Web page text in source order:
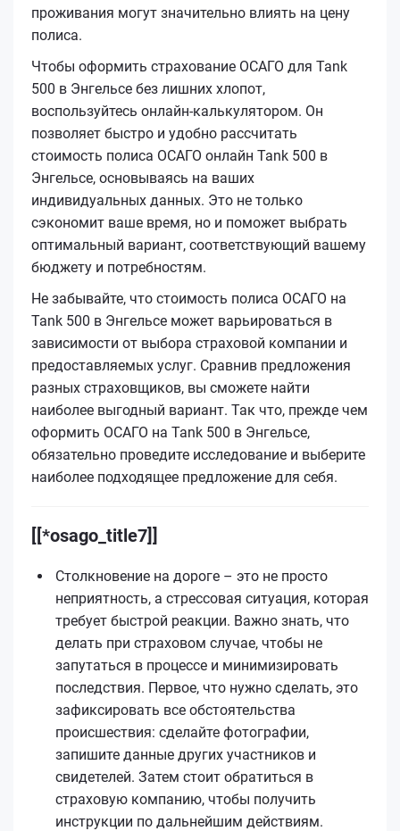
проживания могут значительно влиять на цену
полиса.
Чтобы оформить страхование ОСАГО для Tank
500 в Энгельсе без лишних хлопот,
воспользуйтесь онлайн-калькулятором. Он
позволяет быстро и удобно рассчитать
стоимость полиса ОСАГО онлайн Tank 500 в
Энгельсе, основываясь на ваших
индивидуальных данных. Это не только
сэкономит ваше время, но и поможет выбрать
оптимальный вариант, соответствующий вашему
бюджету и потребностям.
Не забывайте, что стоимость полиса ОСАГО на
Tank 500 в Энгельсе может варьироваться в
зависимости от выбора страховой компании и
предоставляемых услуг. Сравнив предложения
разных страховщиков, вы сможете найти
наиболее выгодный вариант. Так что, прежде чем
оформить ОСАГО на Tank 500 в Энгельсе,
обязательно проведите исследование и выберите
наиболее подходящее предложение для себя.
[[*osago_title7]]
Столкновение на дороге – это не просто
неприятность, а стрессовая ситуация, которая
требует быстрой реакции. Важно знать, что
делать при страховом случае, чтобы не
запутаться в процессе и минимизировать
последствия. Первое, что нужно сделать, это
зафиксировать все обстоятельства
происшествия: сделайте фотографии,
запишите данные других участников и
свидетелей. Затем стоит обратиться в
страховую компанию, чтобы получить
инструкции по дальнейшим действиям.